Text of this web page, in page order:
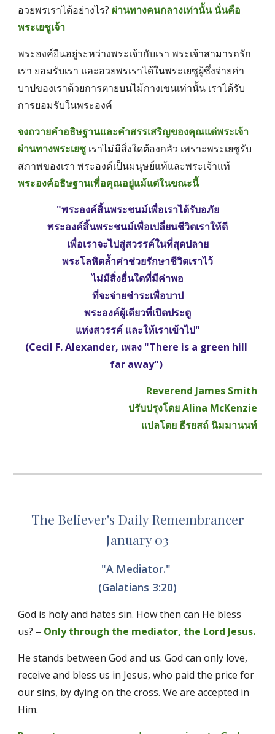
อวยพรเราได้อย่างไร? ผ่านทางคนกลางเท่านั้น นั่นคือ
พระเยซูเจ้า
พระองค์ยืนอยู่ระหว่างพระเจ้ากับเรา พระเจ้าสามารถรัก
เรา ยอมรับเรา และอวยพรเราได้ในพระเยซูผู้ซึ่งจ่ายค่า
บาปของเราด้วยการตายบนไม้กางเขนเท่านั้น เราได้รับ
การยอมรับในพระองค์
จงถวายคำอธิษฐานและคำสรรเสริญของคุณแด่พระเจ้า
ผ่านทางพระเยซู เราไม่มีสิ่งใดต้องกลัว เพราะพระเยซูรับ
พระองค์อธิษฐานเพื่อคุณอยู่แม้แต่ในขณะนี้
"พระองค์สิ้นพระชนม์เพื่อเราได้รับอภัย
พระองค์สิ้นพระชนม์เพื่อเปลี่ยนชีวิตเราให้ดี
เพื่อเราจะไปสู่สวรรค์ในที่สุดปลาย
พระโลหิตล้ำค่าช่วยรักษาชีวิตเราไว้
ไม่มีสิ่งอื่นใดที่มีค่าพอ
ที่จะจ่ายชำระเพื่อบาป
พระองค์ผู้เดียวที่เปิดประตู
แห่งสวรรค์ และให้เราเข้าไป"
(Cecil F. Alexander, เพลง "There is a green hill
far away")
Reverend James Smith
ปรับปรุงโดย Alina McKenzie
แปลโดย ธีรยสถ์ นิมมานนท์
The Believer's Daily Remembrancer
January 03
"A Mediator."
(Galatians 3:20)
God is holy and hates sin. How then can He bless
us? – Only through the mediator, the Lord Jesus.
He stands between God and us. God can only love,
receive and bless us in Jesus, who paid the price for
our sins, by dying on the cross. We are accepted in
Him.